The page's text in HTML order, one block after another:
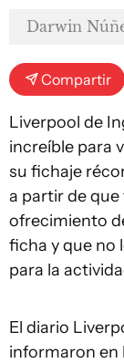
Darwin
Compartir
Liverpool de
increíble para
su fichaje
a partir de
ofrecimiento
ficha y que no
para la
El diario
informaron en